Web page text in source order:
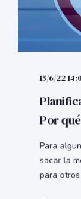
15/6/22
Por
Para
sacar la
para